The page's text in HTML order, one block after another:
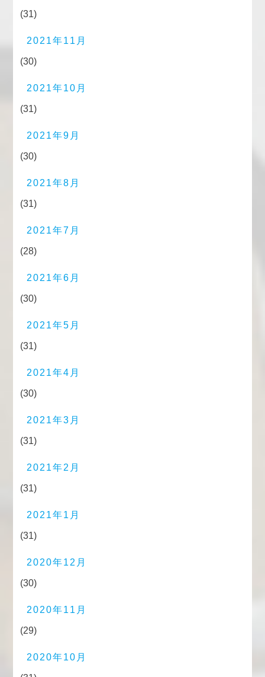
(31)
2021年11月
(30)
2021年10月
(31)
2021年9月
(30)
2021年8月
(31)
2021年7月
(28)
2021年6月
(30)
2021年5月
(31)
2021年4月
(30)
2021年3月
(31)
2021年2月
(31)
2021年1月
(31)
2020年12月
(30)
2020年11月
(29)
2020年10月